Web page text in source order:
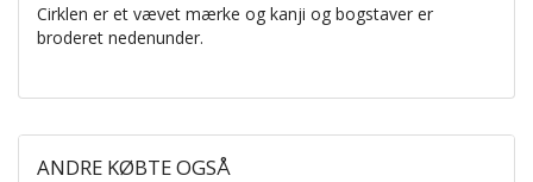
Cirklen er et vævet mærke og kanji og bogstaver er
broderet nedenunder.
ANDRE KØBTE OGSÅ